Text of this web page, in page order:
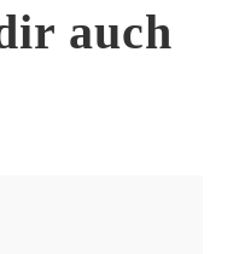
auch